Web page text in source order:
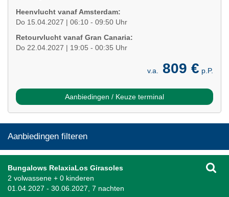
Heenvlucht vanaf Amsterdam:
Do 15.04.2027 | 06:10 - 09:50 Uhr
Retourvlucht vanaf Gran Canaria:
Do 22.04.2027 | 19:05 - 00:35 Uhr
v.a. 809 € p.P.
Aanbiedingen / Keuze terminal
Aanbiedingen filteren
Bungalows RelaxiaLos Girasoles
2 volwassene + 0 kinderen
01.04.2027 - 30.06.2027, 7 nachten